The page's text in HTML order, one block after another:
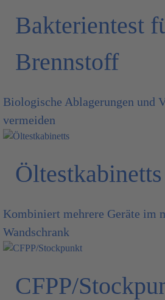
Bakterientest
Brennstoff
Biologische Ablagerungen und
vermeiden
Öltestkabinetts
Kombiniert mehrere Geräte im
Wandschrank
CFPP/